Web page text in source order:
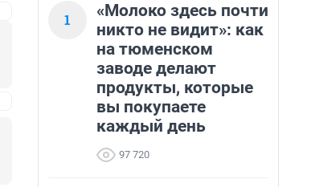
1
«Молоко здесь почти
никто не видит»: как
на тюменском
заводе делают
продукты, которые
вы покупаете
каждый день
97 720